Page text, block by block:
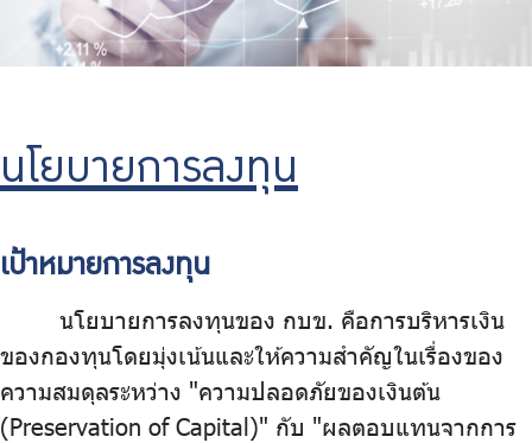
บริการสมาชิก
ลงทุน
การบริหารความเสี่ยง
รายงานผลการดำเนินงาน
จัดซื้อจัดจ้าง
บริการเจ้าหน้าที่ส่วนราชการ
ร่วมงานกับเรา
ติดต่อเรา
นโยบายการลงทุน
เป้าหมายการลงทุน
นโยบายการลงทุนของ กบข. คือการบริหารเงิน
ของกองทุนโดยมุ่งเน้นและให้ความสำคัญในเรื่องของ
ความสมดุลระหว่าง "ความปลอดภัยของเงินต้น
(Preservation of Capital)" กับ "ผลตอบแทนจากการ